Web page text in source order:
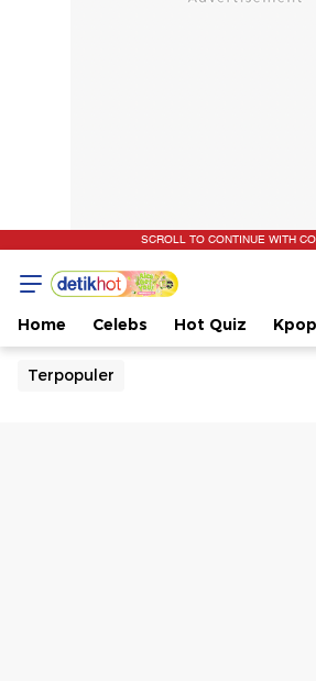
SCROLL TO CONTINUE WITH
Home Celebs Hot Quiz Kpop
Terpopuler